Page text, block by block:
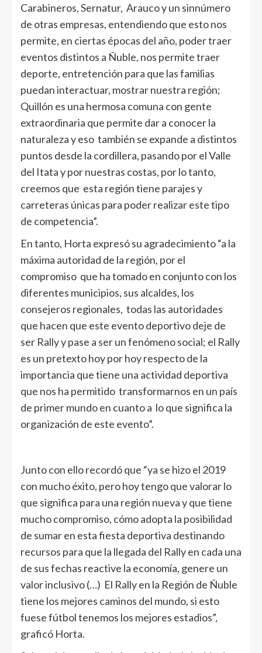
Carabineros, Sernatur, Arauco y un sinnúmero
de otras empresas, entendiendo que esto nos
permite, en ciertas épocas del año, poder traer
eventos distintos a Ñuble, nos permite traer
deporte, entretención para que las familias
puedan interactuar, mostrar nuestra región;
Quillón es una hermosa comuna con gente
extraordinaria que permite dar a conocer la
naturaleza y eso también se expande a distintos
puntos desde la cordillera, pasando por el Valle
del Itata y por nuestras costas, por lo tanto,
creemos que esta región tiene parajes y
carreteras únicas para poder realizar este tipo
de competencia”.
En tanto, Horta expresó su agradecimiento “a la
máxima autoridad de la región, por el
compromiso que ha tomado en conjunto con los
diferentes municipios, sus alcaldes, los
consejeros regionales, todas las autoridades
que hacen que este evento deportivo deje de
ser Rally y pase a ser un fenómeno social; el Rally
es un pretexto hoy por hoy respecto de la
importancia que tiene una actividad deportiva
que nos ha permitido transformarnos en un país
de primer mundo en cuanto a lo que significa la
organización de este evento”.
Junto con ello recordó que “ya se hizo el 2019
con mucho éxito, pero hoy tengo que valorar lo
que significa para una región nueva y que tiene
mucho compromiso, cómo adopta la posibilidad
de sumar en esta fiesta deportiva destinando
recursos para que la llegada del Rally en cada una
de sus fechas reactive la economía, genere un
valor inclusivo (…) El Rally en la Región de Ñuble
tiene los mejores caminos del mundo, si esto
fuese fútbol tenemos los mejores estadios”,
graficó Horta.